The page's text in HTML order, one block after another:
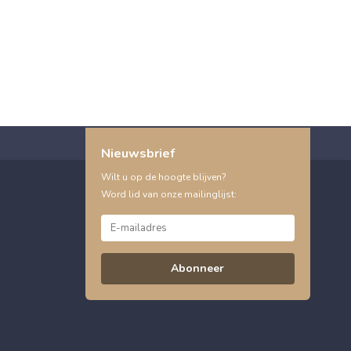
Nieuwsbrief
Wilt u op de hoogte blijven?
Word lid van onze mailinglijst:
Abonneer